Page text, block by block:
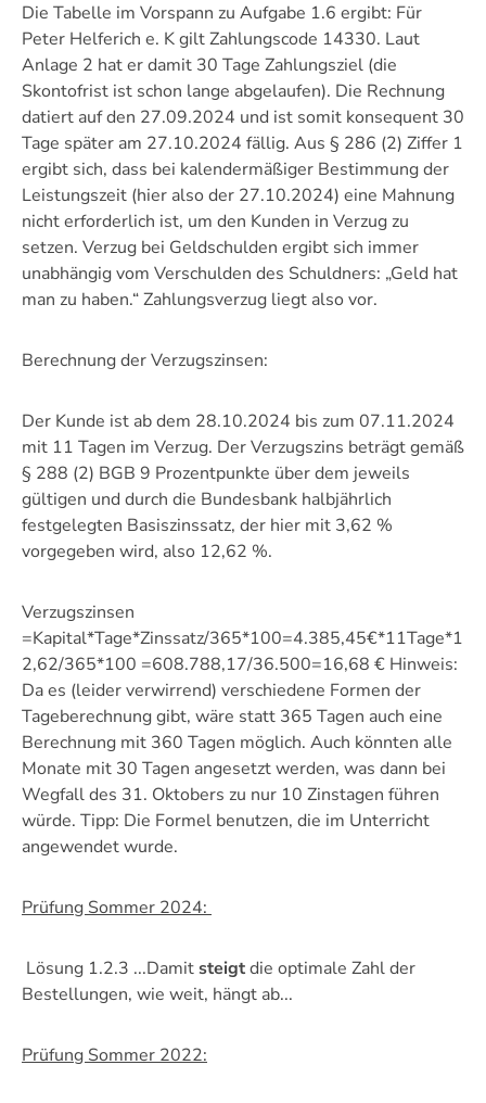
Die Tabelle im Vorspann zu Aufgabe 1.6 ergibt: Für
Peter Helferich e. K gilt Zahlungscode 14330. Laut
Anlage 2 hat er damit 30 Tage Zahlungsziel (die
Skontofrist ist schon lange abgelaufen). Die Rechnung
datiert auf den 27.09.2024 und ist somit konsequent 30
Tage später am 27.10.2024 fällig. Aus § 286 (2) Ziffer 1
ergibt sich, dass bei kalendermäßiger Bestimmung der
Leistungszeit (hier also der 27.10.2024) eine Mahnung
nicht erforderlich ist, um den Kunden in Verzug zu
setzen. Verzug bei Geldschulden ergibt sich immer
unabhängig vom Verschulden des Schuldners: „Geld hat
man zu haben.“ Zahlungsverzug liegt also vor.
Berechnung der Verzugszinsen:
Der Kunde ist ab dem 28.10.2024 bis zum 07.11.2024
mit 11 Tagen im Verzug. Der Verzugszins beträgt gemäß
§ 288 (2) BGB 9 Prozentpunkte über dem jeweils
gültigen und durch die Bundesbank halbjährlich
festgelegten Basiszinssatz, der hier mit 3,62 %
vorgegeben wird, also 12,62 %.
Verzugszinsen
=Kapital*Tage*Zinssatz/365*100=4.385,45€*11Tage*1
2,62/365*100 =608.788,17/36.500=16,68 € Hinweis:
Da es (leider verwirrend) verschiedene Formen der
Tageberechnung gibt, wäre statt 365 Tagen auch eine
Berechnung mit 360 Tagen möglich. Auch könnten alle
Monate mit 30 Tagen angesetzt werden, was dann bei
Wegfall des 31. Oktobers zu nur 10 Zinstagen führen
würde. Tipp: Die Formel benutzen, die im Unterricht
angewendet wurde.
Prüfung Sommer 2024:
Lösung 1.2.3 ...Damitsteigtdie optimale Zahl der
Bestellungen, wie weit, hängt ab...
Prüfung Sommer 2022: